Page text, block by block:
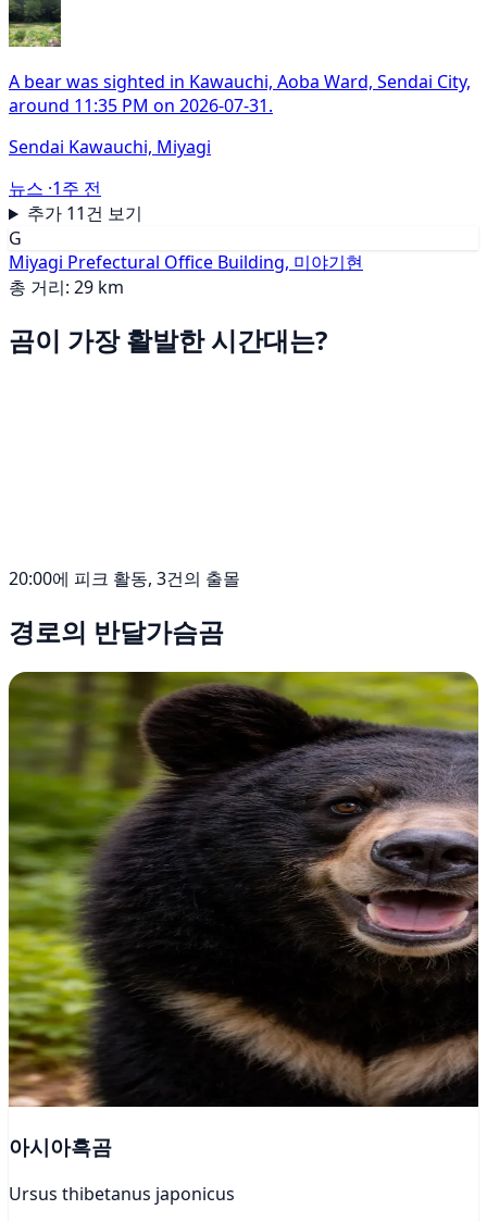
A bear was sighted in Kawauchi, Aoba Ward, Sendai City,
around 11:35 PM on 2026-07-31.
Sendai Kawauchi, Miyagi
뉴스 ·1주 전
추가 11건 보기
G
Miyagi Prefectural Office Building, 미야기현
총 거리: 29 km
곰이 가장 활발한 시간대는?
20:00에 피크 활동, 3건의 출몰
경로의 반달가슴곰
아시아흑곰
Ursus thibetanus japonicus